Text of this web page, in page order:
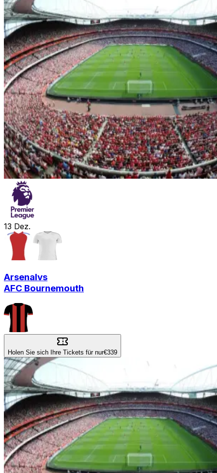
13 Dez.
Arsenalvs
AFC Bournemouth
Holen Sie sich Ihre Tickets für nur€339